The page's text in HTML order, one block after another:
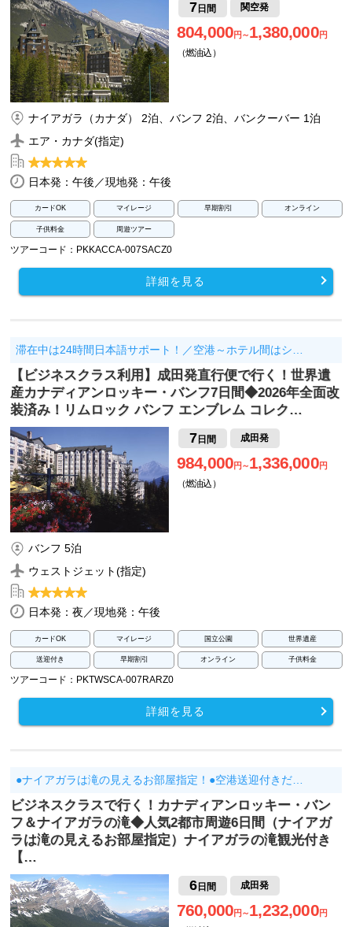
7 日間 関空発
804,000円～1,380,000円
（燃油込）
ナイアガラ（カナダ） 2泊、バンフ 2泊、バンクーバー 1泊
エア・カナダ(指定)
日本発：午後／現地発：午後
カードOK マイレージ 早期割引 オンライン
子供料金 周遊ツアー
ツアーコード：PKKACCA-007SACZ0
詳細を見る
滞在中は24時間日本語サポート！／空港～ホテル間はシ…
【ビジネスクラス利用】成田発直行便で行く！世界遺
産カナディアンロッキー・バンフ7日間◆2026年全面改
装済み！リムロック バンフ エンブレム コレク…
7 日間 成田発
984,000円～1,336,000円
（燃油込）
バンフ 5泊
ウェストジェット(指定)
日本発：夜／現地発：午後
カードOK マイレージ 国立公園 世界遺産
送迎付き 早期割引 オンライン 子供料金
ツアーコード：PKTWSCA-007RARZ0
詳細を見る
●ナイアガラは滝の見えるお部屋指定！●空港送迎付きだ…
ビジネスクラスで行く！カナディアンロッキー・バン
フ＆ナイアガラの滝◆人気2都市周遊6日間（ナイアガ
ラは滝の見えるお部屋指定）ナイアガラの滝観光付き
【…
6日間 成田発
760,000円～1,232,000円